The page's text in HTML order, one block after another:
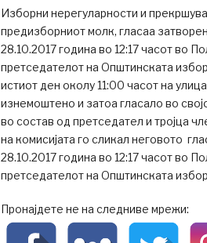
Изборни нерегуларности и
предизборниот молк, гласаа
28.10.2017 година во 12:17 часот во
претседателот на Општинската
истиот ден околу 11:00 часот на
изнемоштено и затоа гласало во
во состав од претседател и тројца
на комисијата го сликал неговото
28.10.2017 година во 12:17 часот во
претседателот на Општинската
Пронајдете не на следниве мрежи: